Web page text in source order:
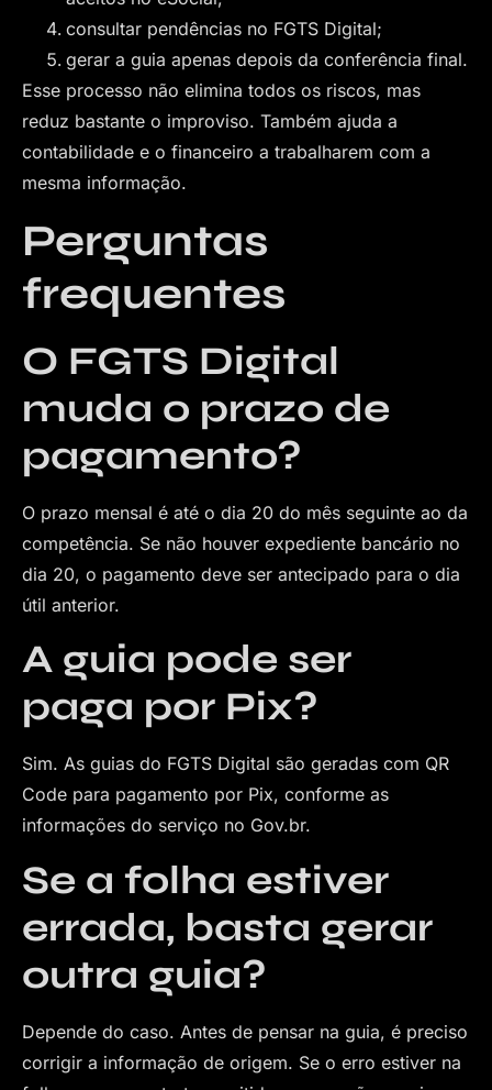
consultar pendências no FGTS Digital;
gerar a guia apenas depois da conferência final.
Esse processo não elimina todos os riscos, mas
reduz bastante o improviso. Também ajuda a
contabilidade e o financeiro a trabalharem com a
mesma informação.
Perguntas
frequentes
O FGTS Digital
muda o prazo de
pagamento?
O prazo mensal é até o dia 20 do mês seguinte ao da
competência. Se não houver expediente bancário no
dia 20, o pagamento deve ser antecipado para o dia
útil anterior.
A guia pode ser
paga por Pix?
Sim. As guias do FGTS Digital são geradas com QR
Code para pagamento por Pix, conforme as
informações do serviço no Gov.br.
Se a folha estiver
errada, basta gerar
outra guia?
Depende do caso. Antes de pensar na guia, é preciso
corrigir a informação de origem. Se o erro estiver na